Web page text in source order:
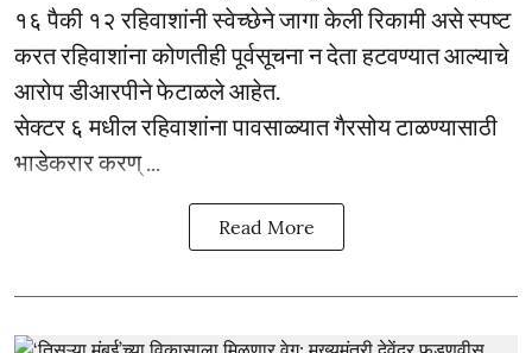
१६ पैकी १२ रहिवाशांनी स्वेच्छेने जागा केली रिकामी असे स्पष्ट
करत रहिवाशांना कोणतीही पूर्वसूचना न देता हटवण्यात आल्याचे
आरोप डीआरपीने फेटाळले आहेत.
सेक्टर ६ मधील रहिवाशांना पावसाळ्यात गैरसोय टाळण्यासाठी
भाडेकरार करण् ...
Read More